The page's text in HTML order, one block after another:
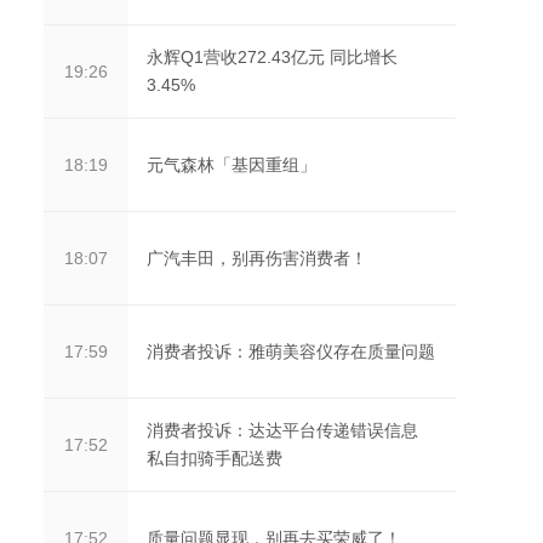
19:26
永辉Q1营收272.43亿元 同比增长
3.45%
18:19 元气森林「基因重组」
18:07 广汽丰田，别再伤害消费者！
17:59 消费者投诉：雅萌美容仪存在质量问题
17:52
消费者投诉：达达平台传递错误信息
私自扣骑手配送费
17:52 质量问题显现，别再去买荣威了！